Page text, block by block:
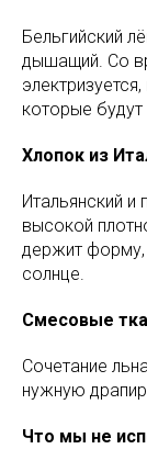
Бельгийский
дышащий. Со
которые
Хлопок из
Итальянский и
высокой
держит форму,
солнце.
Смесовые
Сочетание
нужную
Что мы не